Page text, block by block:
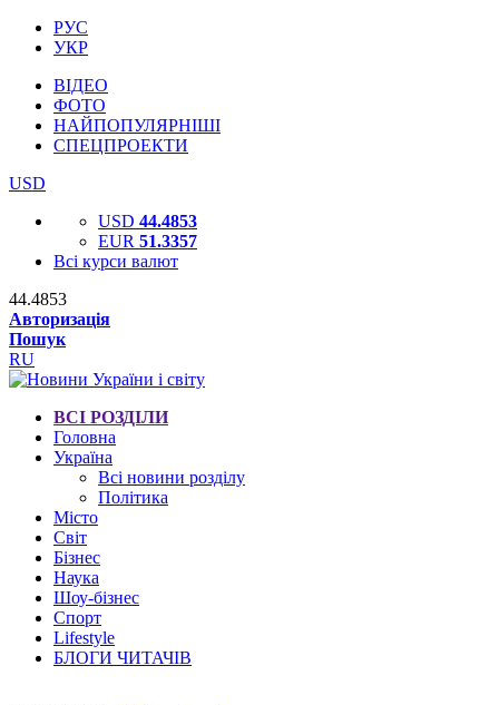
РУС
УКР
ВІДЕО
ФОТО
НАЙПОПУЛЯРНІШІ
СПЕЦПРОЕКТИ
USD
USD 44.4853
EUR 51.3357
Всі курси валют
44.4853
Авторизація
Пошук
RU
ВСІ РОЗДІЛИ
Головна
Україна
Всі новини розділу
Політика
Місто
Світ
Бізнес
Наука
Шоу-бізнес
Спорт
Lifestyle
БЛОГИ ЧИТАЧІВ